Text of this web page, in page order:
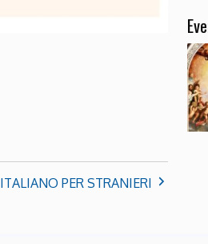
ITALIANO PER STRANIERI